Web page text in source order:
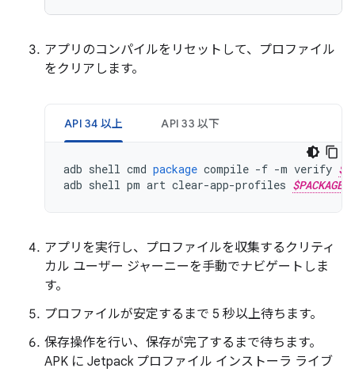
アプリのコンパイルをリセットして、プロファイル
をクリアします。
API 34 以上 API 33 以下
adb shell cmd package compile -f -m verify
adb shell pm art clear-app-profiles
アプリを実行し、プロファイルを収集するクリティ
カル ユーザー ジャーニーを手動でナビゲートしま
す。
プロファイルが安定するまで 5 秒以上待ちます。
保存操作を行い、保存が完了するまで待ちます。
APK に Jetpack プロファイル インストーラ ライブ